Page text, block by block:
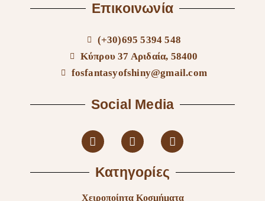
Επικοινωνία
(+30)695 5394 548
Κύπρου 37 Αριδαία, 58400
fosfantasyofshiny@gmail.com
Social Media
Κατηγορίες
Χειροποίητα Κοσμήματα